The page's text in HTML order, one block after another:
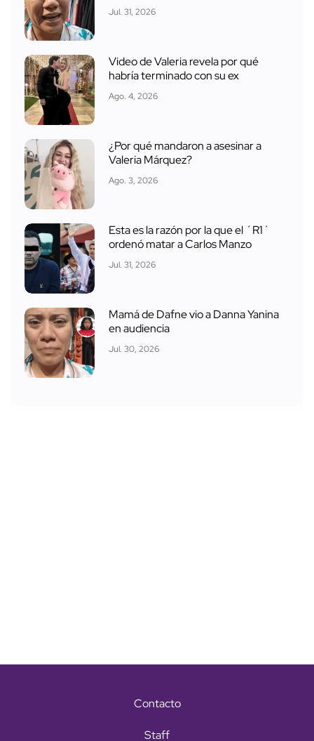
Jul. 31, 2026
Video de Valeria revela por qué
habría terminado con su ex
Ago. 4, 2026
¿Por qué mandaron a asesinar a
Valeria Márquez?
Ago. 3, 2026
Esta es la razón por la que el ´R1´
ordenó matar a Carlos Manzo
Jul. 31, 2026
Mamá de Dafne vio a Danna Yanina
en audiencia
Jul. 30, 2026
Contacto
Staff